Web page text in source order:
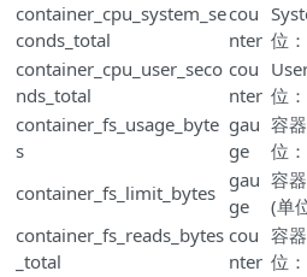
container_cpu_system_se
conds_total
cou
nter 位：
container_cpu_user_seco
nds_total
cou
nter 位：
container_fs_usage_byte
s
gau
ge
容
位
container_fs_limit_bytes
gau
ge
容
(单
container_fs_reads_bytes
_total
cou
nter
容
位